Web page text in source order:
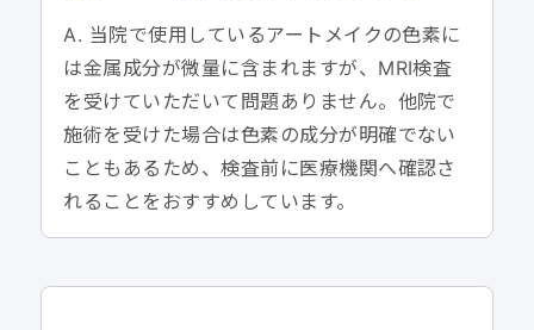
A. 当院で使用しているアートメイクの色素に
は金属成分が微量に含まれますが、MRI検査
を受けていただいて問題ありません。他院で
施術を受けた場合は色素の成分が明確でない
こともあるため、検査前に医療機関へ確認さ
れることをおすすめしています。